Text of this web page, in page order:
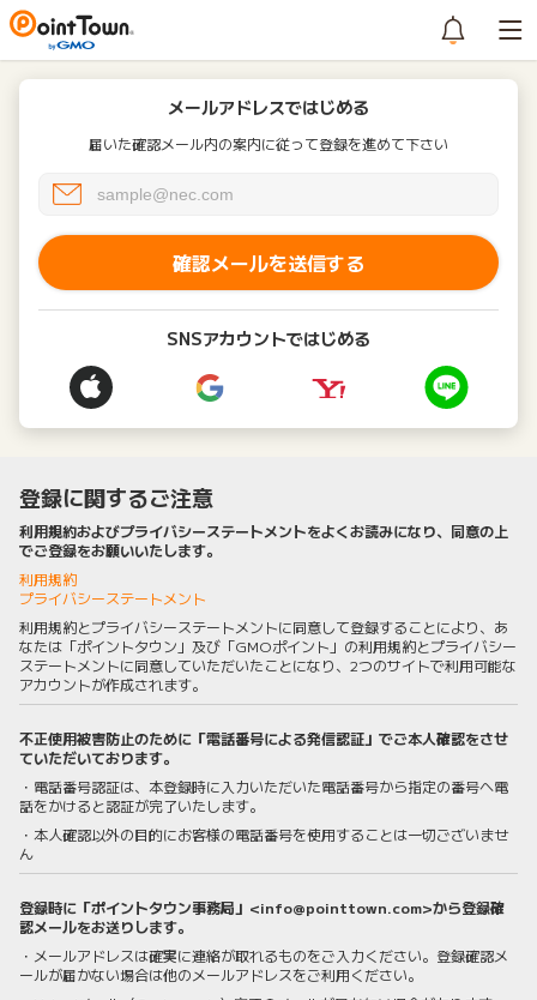
メールアドレスではじめる
届いた確認メール内の案内に従って登録を進めて下さい
確認メールを送信する
SNSアカウントではじめる
登録に関するご注意
利用規約およびプライバシーステートメントをよくお読みになり、同意の上
でご登録をお願いいたします。
利用規約
プライバシーステートメント
利用規約とプライバシーステートメントに同意して登録することにより、あ
なたは「ポイントタウン」及び「GMOポイント」の利用規約とプライバシー
ステートメントに同意していただいたことになり、2つのサイトで利用可能な
アカウントが作成されます。
不正使用被害防止のために「電話番号による発信認証」でご本人確認をさせ
ていただいております。
・電話番号認証は、本登録時に入力いただいた電話番号から指定の番号へ電
話をかけると認証が完了いたします。
・本人確認以外の目的にお客様の電話番号を使用することは一切ございませ
ん
登録時に「ポイントタウン事務局」<info@pointtown.com>から登録確
認メールをお送りします。
・メールアドレスは確実に連絡が取れるものをご入力ください。登録確認メ
ールが届かない場合は他のメールアドレスをご利用ください。